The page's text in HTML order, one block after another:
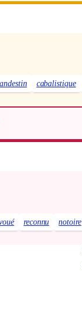
cabalistique
reconnu notoire